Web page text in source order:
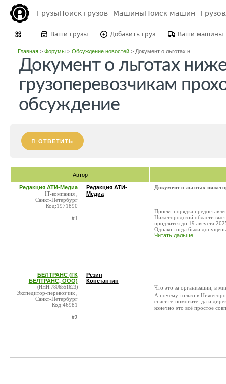
ГрузыПоиск грузов МашиныПоиск машин
Ваши грузы Добавить груз Ваши машины
Главная> Форумы> Обсуждение новостей> Документ о льготах н...
Документ о льготах
грузоперевозчикам
обсуждение
ОТВЕТИТЬ
Автор
Редакция АТИ-Медиа
IT-компания ,
Санкт-Петербург
Код:1971890
#1
Редакция АТИ-
Медиа
Документ о льготах
Проект порядка
Нижегородской области
продлится до 19 августа
Однако тогда были
Читать дальше
БЕЛТРАНС (ГК
БЕЛТРАНС, ООО)
(ИНН:7806551623)
Экспедитор-перевозчик ,
Санкт-Петербург
Код:46981
#2
Резин
Константин
Что это за организации, в
А почему только в
спасите-помогите, да и
конечно это всё простое